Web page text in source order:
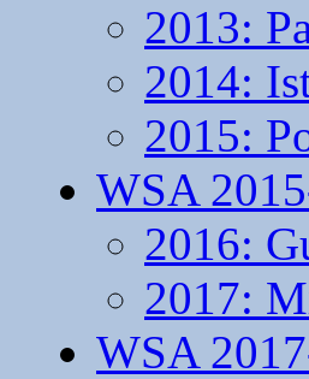
2013:
2014:
2015:
WSA
2016:
2017:
WSA